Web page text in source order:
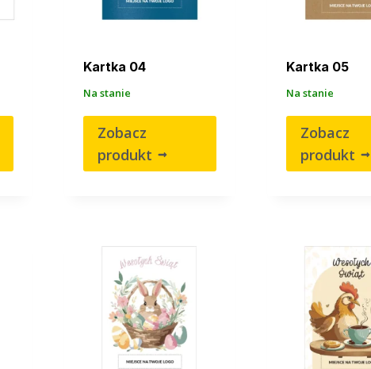
Kartka 04
Na stanie
Zobacz
produkt
Kartka 05
Na stanie
Zobacz
produkt